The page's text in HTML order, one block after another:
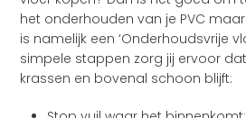
het onderhouden van je PVC
is namelijk een ‘Onderhoudsvrije
simpele stappen zorg jij ervoor
krassen en bovenal schoon blijft: